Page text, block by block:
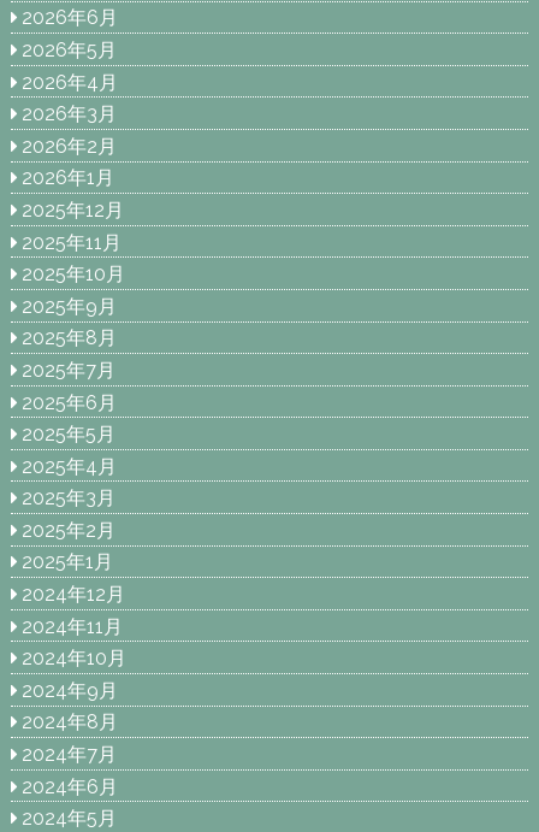
2026年6月
2026年5月
2026年4月
2026年3月
2026年2月
2026年1月
2025年12月
2025年11月
2025年10月
2025年9月
2025年8月
2025年7月
2025年6月
2025年5月
2025年4月
2025年3月
2025年2月
2025年1月
2024年12月
2024年11月
2024年10月
2024年9月
2024年8月
2024年7月
2024年6月
2024年5月